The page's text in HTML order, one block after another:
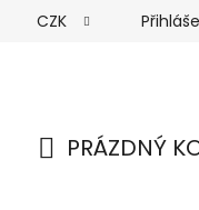
CZK
PRÁZDNÝ